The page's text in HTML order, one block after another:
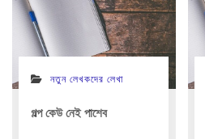
নতুন লেখকদের লেখা
গল্প কেউ নেই পাশেব